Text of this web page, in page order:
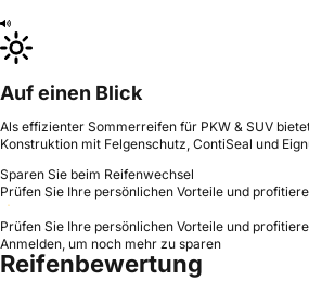
Auf einen Blick
Als effizienter Sommerreifen für PKW & SUV
Konstruktion mit Felgenschutz, ContiSeal und
Sparen Sie beim Reifenwechsel
Prüfen Sie Ihre persönlichen Vorteile und
Prüfen Sie Ihre persönlichen Vorteile und
Anmelden, um noch mehr zu sparen
Reifenbewertung